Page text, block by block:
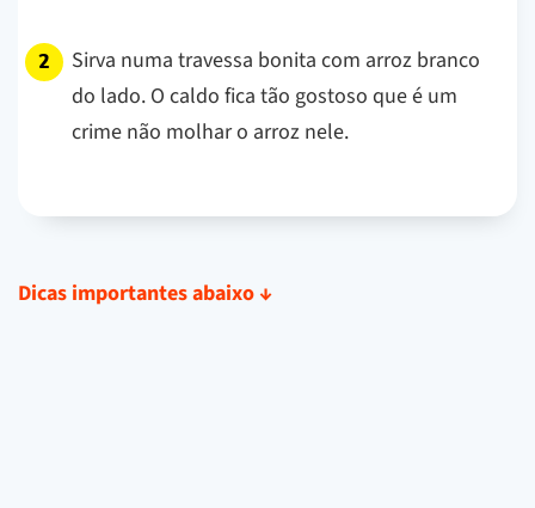
Sirva numa travessa bonita com arroz branco
do lado. O caldo fica tão gostoso que é um
crime não molhar o arroz nele.
Dicas importantes abaixo ↓